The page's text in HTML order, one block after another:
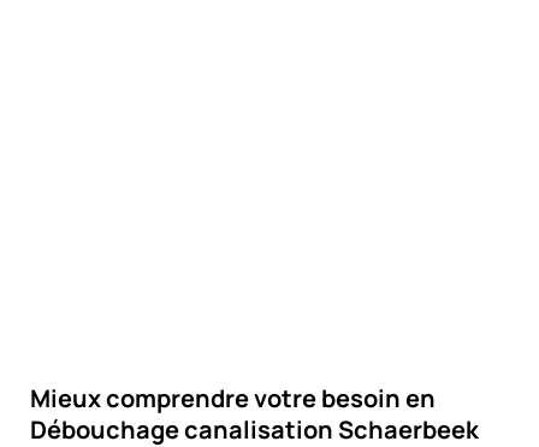
Mieux comprendre votre besoin en
Débouchage canalisation Schaerbeek